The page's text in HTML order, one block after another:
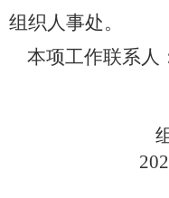
组织人事处。
本项工作联系人